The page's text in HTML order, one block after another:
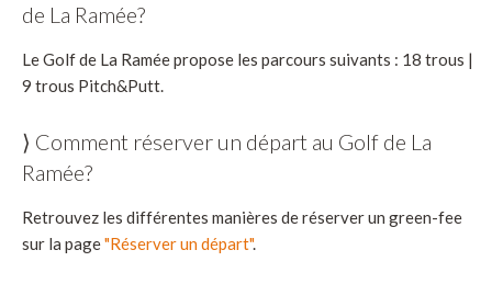
de La Ramée?
Le Golf de La Ramée propose les parcours suivants : 18 trous |
9 trous Pitch&Putt.
⟩ Comment réserver un départ au Golf de La
Ramée?
Retrouvez les différentes manières de réserver un green-fee
sur la page"Réserver un départ".